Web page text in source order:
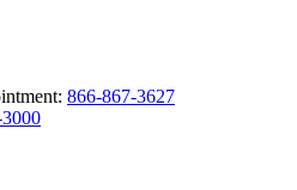
866-867-3627